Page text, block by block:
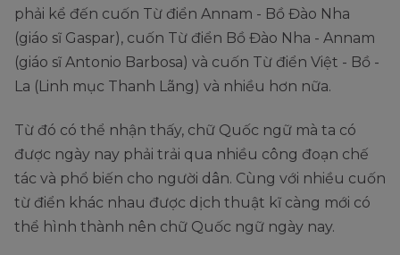
phải kể đến cuốn Từ điển Annam - Bồ Đào Nha
(giáo sĩ Gaspar), cuốn Từ điển Bồ Đào Nha - Annam
(giáo sĩ Antonio Barbosa) và cuốn Từ điển Việt - Bồ -
La (Linh mục Thanh Lãng) và nhiều hơn nữa.
Từ đó có thể nhận thấy, chữ Quốc ngữ mà ta có
được ngày nay phải trải qua nhiều công đoạn chế
tác và phổ biến cho người dân. Cùng với nhiều cuốn
từ điển khác nhau được dịch thuật kĩ càng mới có
thể hình thành nên chữ Quốc ngữ ngày nay.